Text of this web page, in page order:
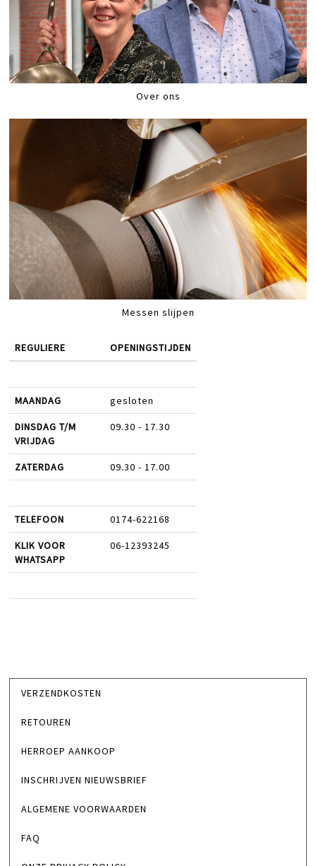
Over ons
Messen slijpen
REGULIERE OPENINGSTIJDEN
MAANDAG gesloten
DINSDAG T/M
VRIJDAG
09.30 - 17.30
ZATERDAG 09.30 - 17.00
TELEFOON 0174-622168
KLIK VOOR
WHATSAPP
06-12393245
VERZENDKOSTEN
RETOUREN
HERROEP AANKOOP
INSCHRIJVEN NIEUWSBRIEF
ALGEMENE VOORWAARDEN
FAQ